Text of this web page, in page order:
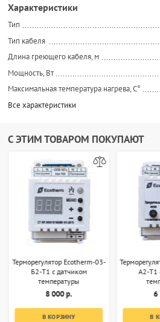
Характеристики
Тип
Тип кабеля
Длина греющего кабеля, м
Мощность, Вт
Максимальная температура нагрева, С°
Все характеристики
С ЭТИМ ТОВАРОМ ПОКУПАЮТ
Терморегулятор Ecotherm-03-
Б2-T1 с датчиком
температуры
8 000 р.
В КОРЗИНУ
А2-T1
6
В